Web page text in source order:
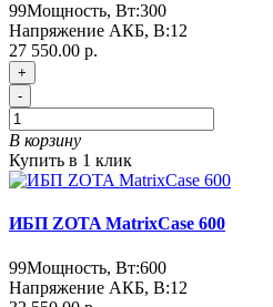
99Мощность, Вт:300
Напряжение АКБ, В:12
27 550.00 р.
+
-
В корзину
Купить в 1 клик
ИБП ZOTA MatrixCase 600
99Мощность, Вт:600
Напряжение АКБ, В:12